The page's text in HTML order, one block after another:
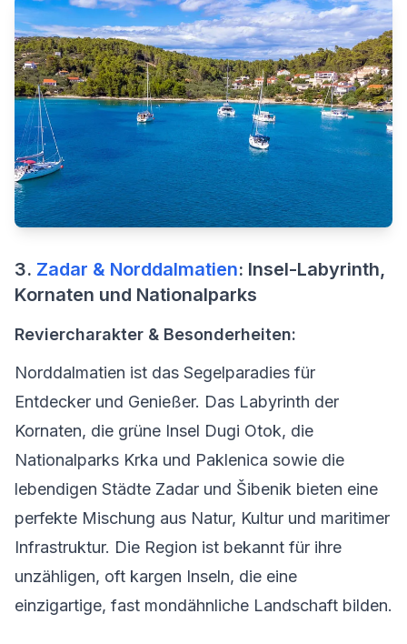
3. Zadar & Norddalmatien: Insel-Labyrinth,
Kornaten und Nationalparks
Reviercharakter & Besonderheiten:
Norddalmatien ist das Segelparadies für
Entdecker und Genießer. Das Labyrinth der
Kornaten, die grüne Insel Dugi Otok, die
Nationalparks Krka und Paklenica sowie die
lebendigen Städte Zadar und Šibenik bieten eine
perfekte Mischung aus Natur, Kultur und maritimer
Infrastruktur. Die Region ist bekannt für ihre
unzähligen, oft kargen Inseln, die eine
einzigartige, fast mondähnliche Landschaft bilden.